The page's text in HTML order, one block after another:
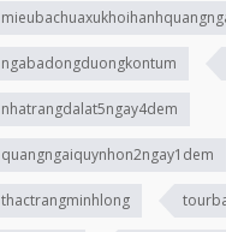
ngabadongduongkontum
nhatrangdalat5ngay4dem
quangngaiquynhon2ngay1dem
thactrangminhlong